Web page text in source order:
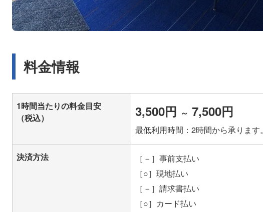
料金情報
1時間当たりの料金目安
（税込）
3,500円 ～ 7,500円
最低利用時間：2時間から承ります。
決済方法
［－］事前支払い
［○］現地払い
［－］請求書払い
［○］カード払い